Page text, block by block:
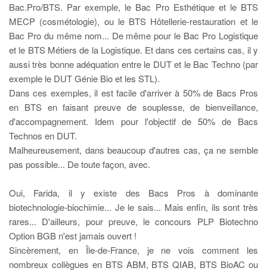
Bac.Pro/BTS. Par exemple, le Bac Pro Esthétique et le BTS
MECP (cosmétologie), ou le BTS Hôtellerie-restauration et le
Bac Pro du même nom... De même pour le Bac Pro Logistique
et le BTS Métiers de la Logistique. Et dans ces certains cas, il y
aussi très bonne adéquation entre le DUT et le Bac Techno (par
exemple le DUT Génie Bio et les STL).
Dans ces exemples, il est facile d'arriver à 50% de Bacs Pros
en BTS en faisant preuve de souplesse, de bienveillance,
d'accompagnement. Idem pour l'objectif de 50% de Bacs
Technos en DUT.
Malheureusement, dans beaucoup d'autres cas, ça ne semble
pas possible... De toute façon, avec.
Oui, Farida, il y existe des Bacs Pros à dominante
biotechnologie-biochimie... Je le sais... Mais enfin, ils sont très
rares... D'ailleurs, pour preuve, le concours PLP Biotechno
Option BGB n'est jamais ouvert !
Sincèrement, en Île-de-France, je ne vois comment les
nombreux collègues en BTS ABM, BTS QIAB, BTS BioAC ou